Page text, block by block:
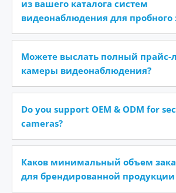
из вашего каталога систем
видеонаблюдения для пробного
Можете выслать полный прайс-
камеры видеонаблюдения?
Do you support OEM & ODM for
cameras?
Каков минимальный объем
для брендированной продукции